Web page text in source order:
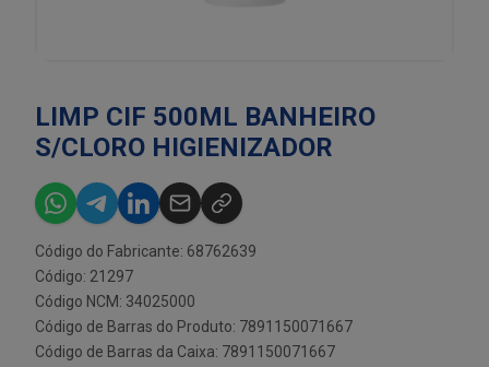
LIMP CIF 500ML BANHEIRO
S/CLORO HIGIENIZADOR
Código do Fabricante: 68762639
Código: 21297
Código NCM: 34025000
Código de Barras do Produto: 7891150071667
Código de Barras da Caixa: 7891150071667